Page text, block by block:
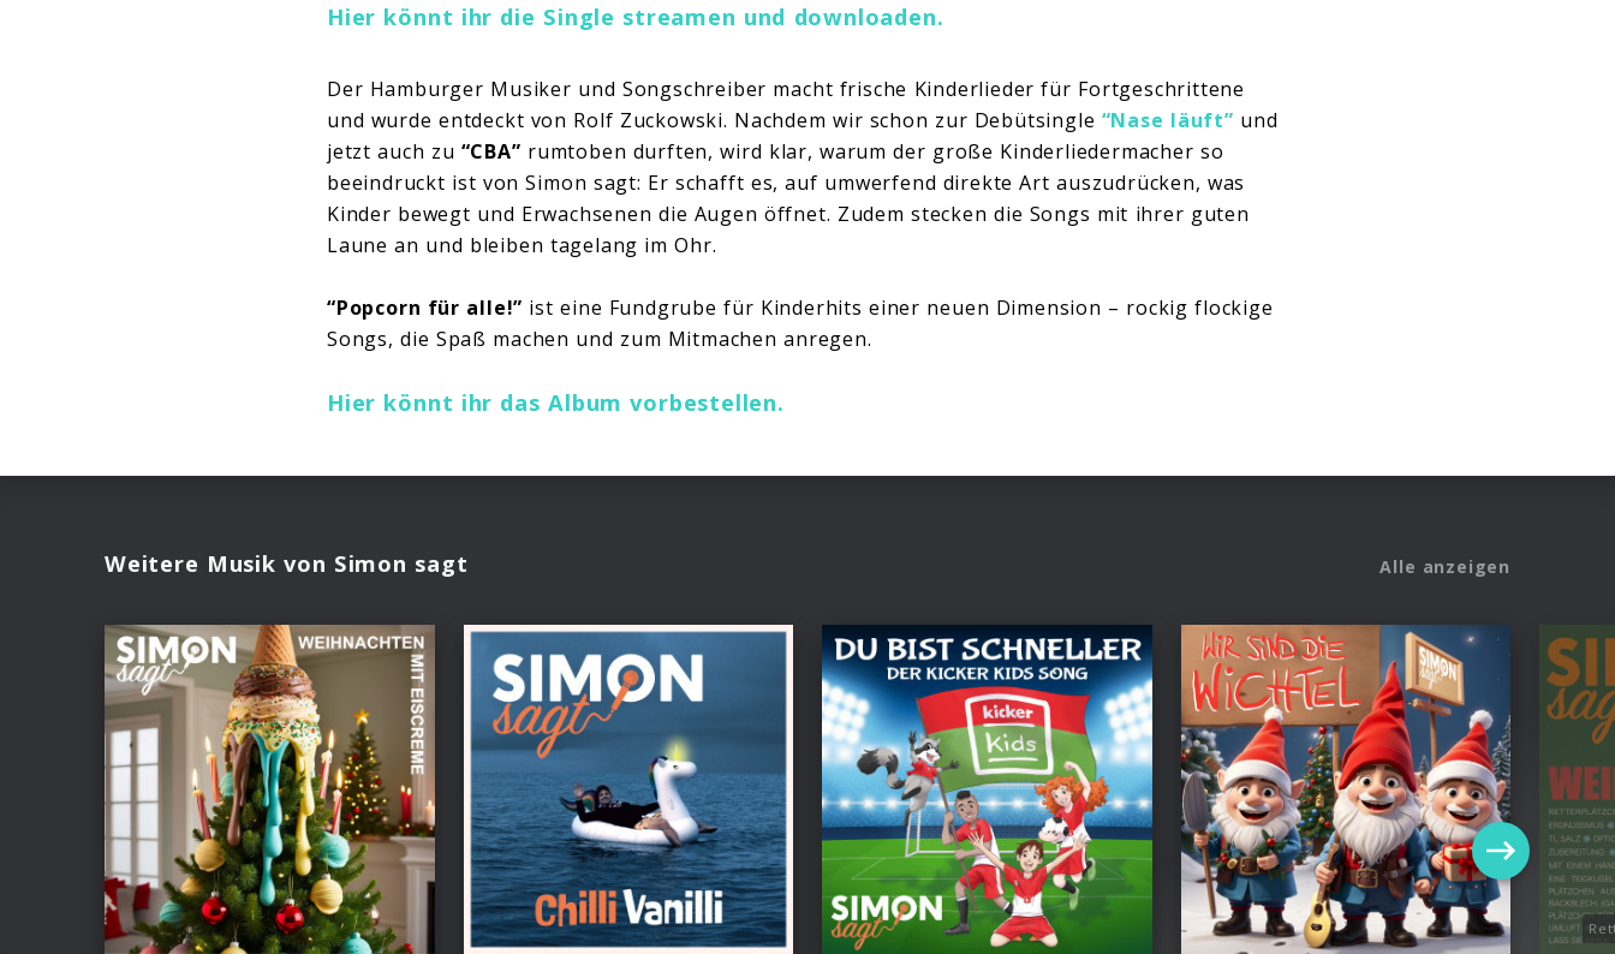
Hier könnt ihr die Single streamen und downloaden.
Der Hamburger Musiker und Songschreiber macht frische Kinderlieder für Fortgeschrittene
und wurde entdeckt von Rolf Zuckowski. Nachdem wir schon zur Debütsingle “Nase läuft” und
jetzt auch zu “CBA” rumtoben durften, wird klar, warum der große Kinderliedermacher so
beeindruckt ist von Simon sagt: Er schafft es, auf umwerfend direkte Art auszudrücken, was
Kinder bewegt und Erwachsenen die Augen öffnet. Zudem stecken die Songs mit ihrer guten
Laune an und bleiben tagelang im Ohr.
“Popcorn für alle!” ist eine Fundgrube für Kinderhits einer neuen Dimension – rockig flockige
Songs, die Spaß machen und zum Mitmachen anregen.
Hier könnt ihr das Album vorbestellen.
Weitere Musik von Simon sagt Alle anzeigen